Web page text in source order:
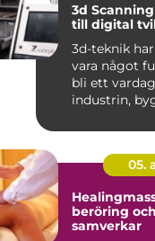
3d Scanning från verklighet
till digital
3d-teknik
vara något
bli ett
industrin,
05.
beröring
samverkar